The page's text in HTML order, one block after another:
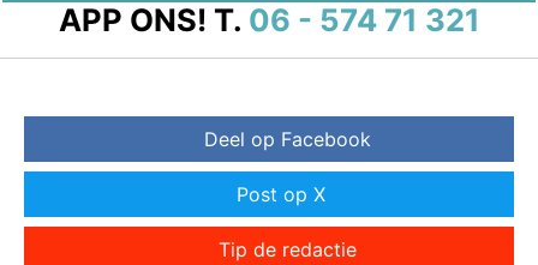
APP ONS! T. 06 - 574 71 321
Deel op Facebook
Post op X
Tip de redactie